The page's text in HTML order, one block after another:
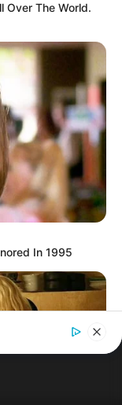
aconteceram.
do IR paga
de
por
aconteceram.
anuênios,
no debate.
o
Over The World.
In 1995